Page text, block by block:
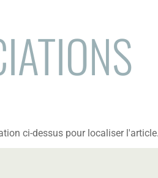
ci-dessus pour localiser l'article.